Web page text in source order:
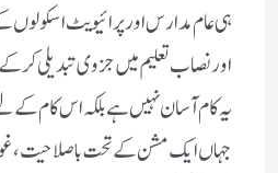
ہی عام مدارس اور پرائیویٹ اسکولوں
اور نصاب تعلیم میں جزوی تبدیلی کر
یہ کام آسان نہیں ہے بلکہ اس کام کے
جہاں ایک مشن کے تحت باصلاحیت،